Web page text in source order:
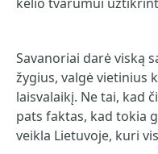
Savanoriai darė viską
žygius, valgė vietinius
laisvalaikį. Ne tai, kad
pats faktas, kad tokia
veikla Lietuvoje, kuri